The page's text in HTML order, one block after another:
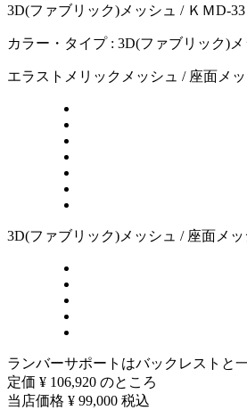
3D(ファブリック)メッシュ / ＫＭD-33
カラー・タイプ : 3D(ファブリック)メ
エラストメリックメッシュ / 座面メッ
3D(ファブリック)メッシュ / 座面メッ
ランバーサポートはバックレストと
定価 ¥ 106,920 のところ
当店価格 ¥ 99,000 税込